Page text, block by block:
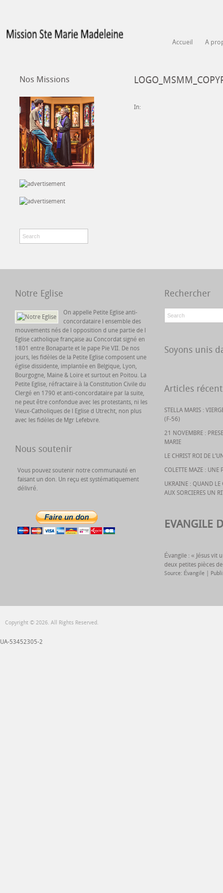
Accueil A
In:
Nos Missions
Notre Eglise
On appelle Petite Eglise anti-
concordataire l ensemble des
mouvements nés de l opposition d une partie de l
Eglise catholique française au Concordat signé en
1801 entre Bonaparte et le pape Pie VII. De nos
jours, les fidèles de la Petite Eglise composent une
église dissidente, implantée en Belgique, Lyon,
Bourgogne, Maine & Loire et surtout en Poitou. La
Petite Eglise, réfractaire à la Constitution Civile du
Clergé en 1790 et anti-concordataire par la suite,
ne peut être confondue avec les protestants, ni les
Vieux-Catholiques de l Eglise d Utrecht, non plus
avec les fidèles de Mgr Lefebvre.
Nous soutenir
Vous pouvez soutenir notre communauté en
faisant un don. Un reçu est systématiquement
délivré.
Rechercher
Soyons unis
Articles
STELLA MARIS :
(F-56)
21 NOVEMBRE :
MARIE
LE CHRIST ROI DE
COLETTE MAZE :
UKRAINE : QUAND LE
AUX SORCIERES UN
EVANGILE
Évangile : « Jésus vit
deux petites pièces
Source: Évangile
Copyright © 2026. All Rights Reserved.
UA-53452305-2